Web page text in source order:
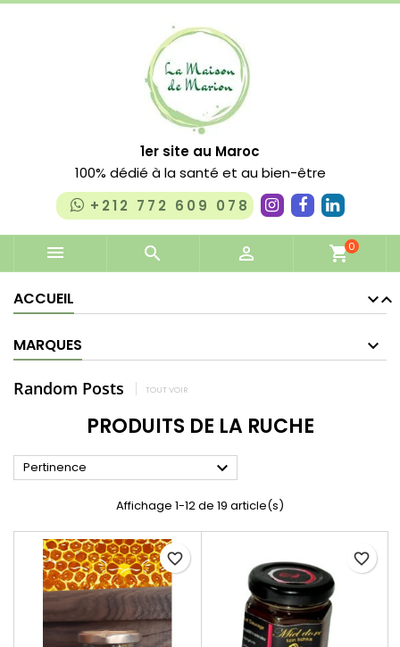
1er site au Maroc
100% dédié à la santé et au bien-être
+212 772 609 078
  shopping_cart0
ACCUEIL
MARQUES
Random Posts TOUT VOIR
PRODUITS DE LA RUCHE
Pertinence 
Affichage 1-12 de 19 article(s)
favorite_border favorite_border